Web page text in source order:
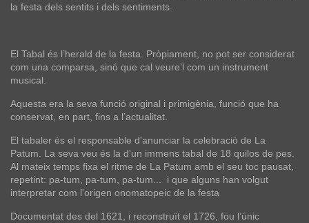
la festa dels sentits i dels sentiments.
El Tabal és l’herald de la festa. Pròpiament, no pot ser considerat
com una comparsa, sinó que cal veure’l com un instrument
musical.
Aquesta era la seva funció original i primigènia, funció que ha
conservat, en part, fins a l’actualitat.
El tabaler és el responsable d'anunciar la celebració de La
Patum. La seva veu és la d'un immens tabal de 18 quilos de pes.
Al mateix temps fixa el ritme de La Patum amb el seu toc pausat,
repetint: pa-tum, pa-tum, pa-tum... i que alguns han volgut
interpretar com l'origen onomatopeic de la festa
Documentat des del 1621, i reconstruït el 1726, fou l’únic